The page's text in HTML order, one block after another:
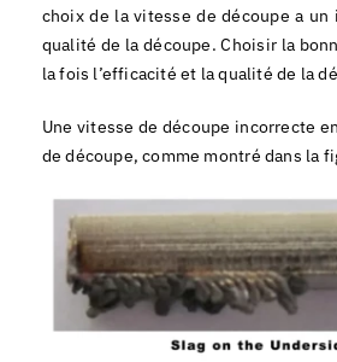
choix de la vitesse de découpe a un
qualité de la découpe. Choisir la
la fois l’efficacité et la qualité de la
Une vitesse de découpe incorrecte
de découpe, comme montré dans la